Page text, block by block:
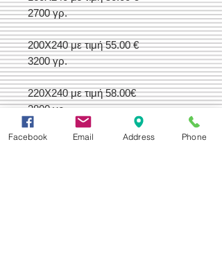
2700 γρ.
200Χ240 με τιμή 55.00 €
3200 γρ.
220Χ240 με τιμή 58.00€
3800 γρ.
Facebook Email Address Phone